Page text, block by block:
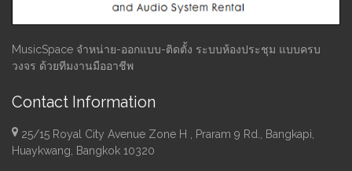
MusicSpace จำหน่าย-ออกแบบ-ติดตั้ง ระบบห้องประชุม แบบครบ
วงจร ด้วยทีมงานมืออาชีพ
Contact Information
25/15 Royal City Avenue Zone H , Praram 9 Rd., Bangkapi,
Huaykwang, Bangkok 10320